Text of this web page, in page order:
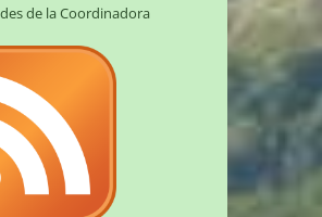
de la Coordinadora